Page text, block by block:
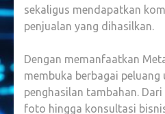
sekaligus mendapatkan
penjualan yang dihasilkan.
Dengan memanfaatkan
membuka berbagai
penghasilan tambahan.
foto hingga konsultasi